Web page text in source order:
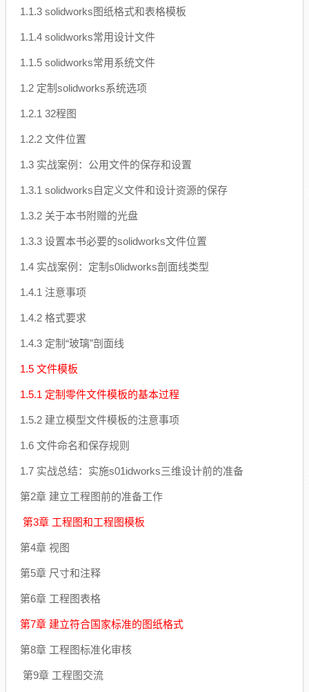
1.1.3 solidworks图纸格式和表格模板
1.1.4 solidworks常用设计文件
1.1.5 solidworks常用系统文件
1.2 定制solidworks系统选项
1.2.1 32程图
1.2.2 文件位置
1.3 实战案例：公用文件的保存和设置
1.3.1 solidworks自定义文件和设计资源的保存
1.3.2 关于本书附赠的光盘
1.3.3 设置本书必要的solidworks文件位置
1.4 实战案例：定制s0lidworks剖面线类型
1.4.1 注意事项
1.4.2 格式要求
1.4.3 定制“玻璃”剖面线
1.5 文件模板
1.5.1 定制零件文件模板的基本过程
1.5.2 建立模型文件模板的注意事项
1.6 文件命名和保存规则
1.7 实战总结：实施s01idworks三维设计前的准备
第2章 建立工程图前的准备工作
第3章 工程图和工程图模板
第4章 视图
第5章 尺寸和注释
第6章 工程图表格
第7章 建立符合国家标准的图纸格式
第8章 工程图标准化审核
第9章 工程图交流